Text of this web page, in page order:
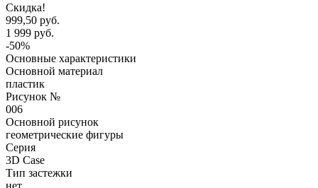
Скидка!
999,50 руб.
1 999 руб.
-50%
Основные характеристики
Основной материал
пластик
Рисунок №
006
Основной рисунок
геометрические фигуры
Серия
3D Case
Тип застежки
нет